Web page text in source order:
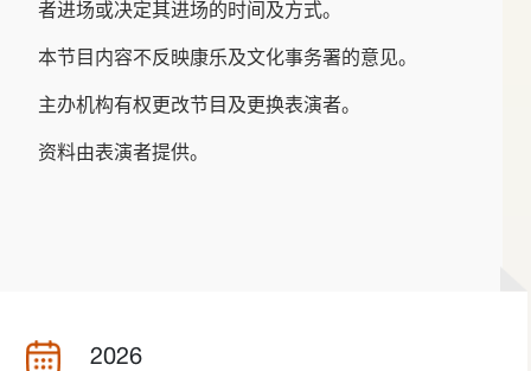
者进场或决定其进场的时间及方式。
本节目内容不反映康乐及文化事务署的意见。
主办机构有权更改节目及更换表演者。
资料由表演者提供。
2026